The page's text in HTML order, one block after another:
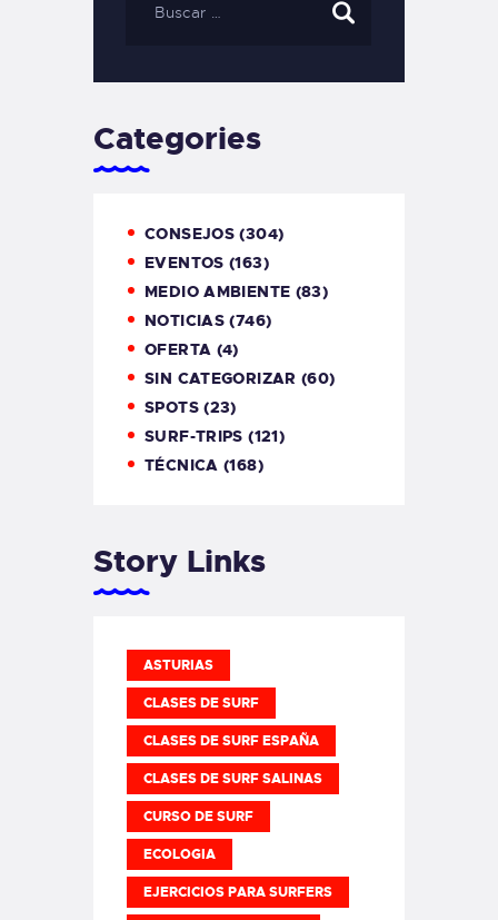
Categories
CONSEJOS (304)
EVENTOS (163)
MEDIO AMBIENTE (83)
NOTICIAS (746)
OFERTA (4)
SIN CATEGORIZAR (60)
SPOTS(23)
SURF-TRIPS (121)
TÉCNICA (168)
Story Links
ASTURIAS
CLASES DE SURF
CLASES DE SURF ESPAÑA
CLASES DE SURF SALINAS
CURSO DE SURF
ECOLOGIA
EJERCICIOS PARA SURFERS